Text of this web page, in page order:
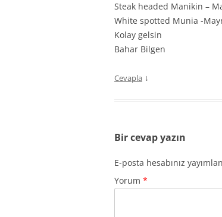
Steak headed Manikin –
White spotted Munia -
Kolay gelsin
Bahar Bilgen
Cevapla ↓
Bir cevap yazın
E-posta hesabınız
Yorum *